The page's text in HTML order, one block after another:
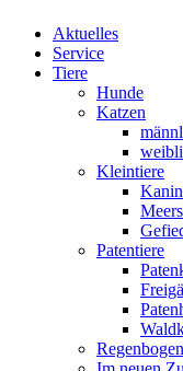
Aktuelles
Service
Tiere
Hunde
Katzen
Kleintiere
Patentiere